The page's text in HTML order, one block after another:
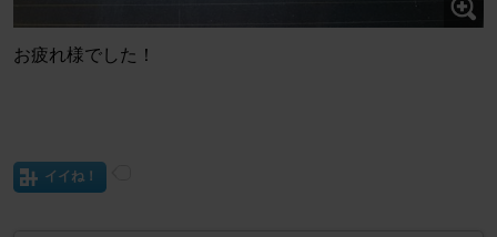
お疲れ様でした！
イイね！